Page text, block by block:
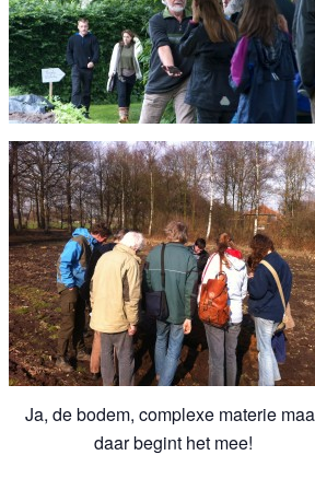
Ja, de bodem, complexe materie
daar begint het mee!